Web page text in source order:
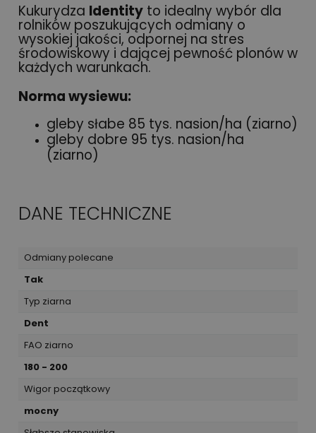
Kukurydza Identity to idealny wybór dla
rolników poszukujących odmiany o
wysokiej jakości, odpornej na stres
środowiskowy i dającej pewność plonów w
każdych warunkach.
Norma wysiewu:
gleby słabe 85 tys. nasion/ha (ziarno)
gleby dobre 95 tys. nasion/ha
(ziarno)
DANE TECHNICZNE
Odmiany polecane
Tak
Typ ziarna
Dent
FAO ziarno
180 - 200
Wigor początkowy
mocny